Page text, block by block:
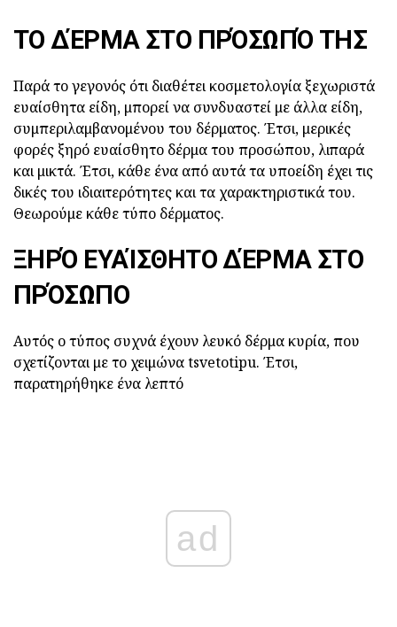
ΤΟ ΔΈΡΜΑ ΣΤΟ ΠΡΌΣΩΠΌ ΤΗΣ
Παρά το γεγονός ότι διαθέτει κοσμετολογία ξεχωριστά
ευαίσθητα είδη, μπορεί να συνδυαστεί με άλλα είδη,
συμπεριλαμβανομένου του δέρματος. Έτσι, μερικές
φορές ξηρό ευαίσθητο δέρμα του προσώπου, λιπαρά
και μικτά. Έτσι, κάθε ένα από αυτά τα υποείδη έχει τις
δικές του ιδιαιτερότητες και τα χαρακτηριστικά του.
Θεωρούμε κάθε τύπο δέρματος.
ΞΗΡΌ ΕΥΑΊΣΘΗΤΟ ΔΈΡΜΑ ΣΤΟ
ΠΡΌΣΩΠΟ
Αυτός ο τύπος συχνά έχουν λευκό δέρμα κυρία, που
σχετίζονται με το χειμώνα tsvetotipu. Έτσι,
παρατηρήθηκε ένα λεπτό
ad